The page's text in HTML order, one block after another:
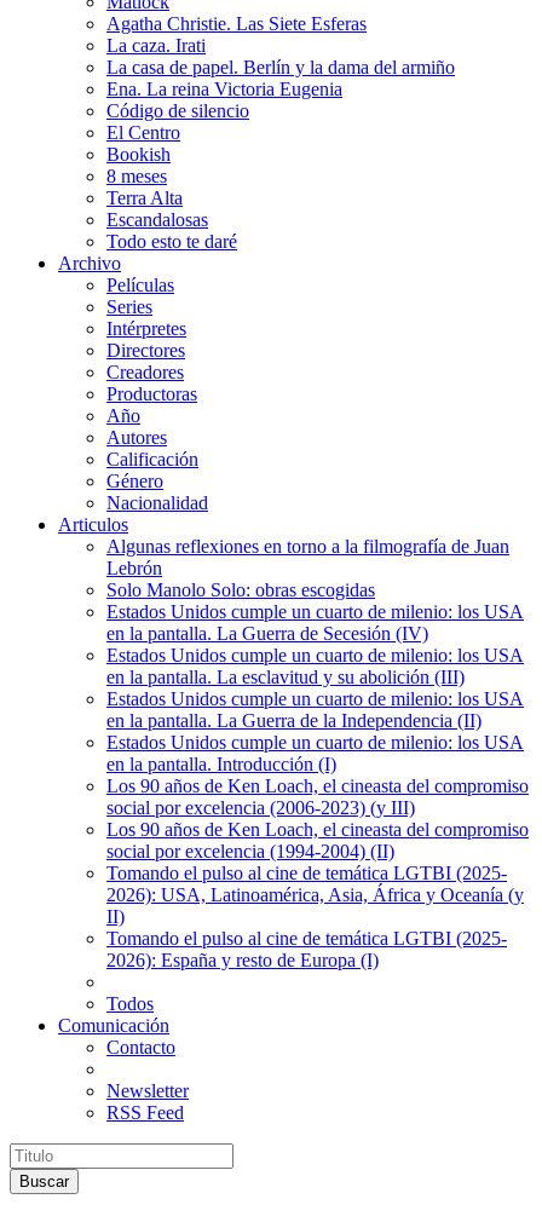
Agatha Christie. Las Siete Esferas
La caza. Irati
La casa de papel. Berlín y la dama del armiño
Ena. La reina Victoria Eugenia
Código de silencio
El Centro
Bookish
8 meses
Terra Alta
Escandalosas
Todo esto te daré
Archivo
Películas
Series
Intérpretes
Directores
Creadores
Productoras
Año
Autores
Calificación
Género
Nacionalidad
Articulos
Algunas reflexiones en torno a la filmografía de Juan
Lebrón
Solo Manolo Solo: obras escogidas
Estados Unidos cumple un cuarto de milenio: los USA
en la pantalla. La Guerra de Secesión (IV)
Estados Unidos cumple un cuarto de milenio: los USA
en la pantalla. La esclavitud y su abolición (III)
Estados Unidos cumple un cuarto de milenio: los USA
en la pantalla. La Guerra de la Independencia (II)
Estados Unidos cumple un cuarto de milenio: los USA
en la pantalla. Introducción (I)
Los 90 años de Ken Loach, el cineasta del compromiso
social por excelencia (2006-2023) (y III)
Los 90 años de Ken Loach, el cineasta del compromiso
social por excelencia (1994-2004) (II)
Tomando el pulso al cine de temática LGTBI (2025-
2026): USA, Latinoamérica, Asia, África y Oceanía (y
II)
Tomando el pulso al cine de temática LGTBI (2025-
2026): España y resto de Europa (I)
Todos
Comunicación
Contacto
Newsletter
RSS Feed
Buscar